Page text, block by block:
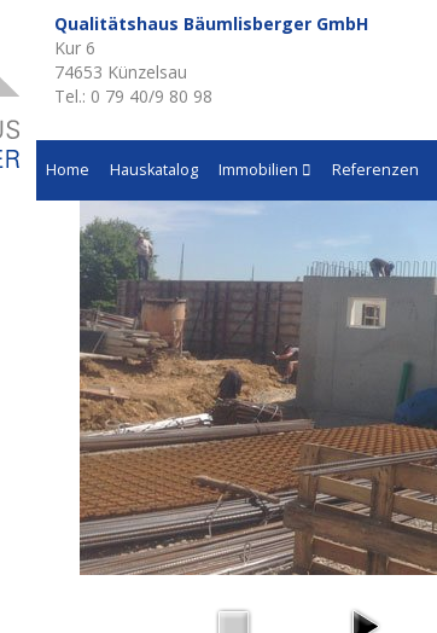
Qualitätshaus Bäumlisberger GmbH
Kur 6
74653 Künzelsau
Tel.: 0 79 40/9 80 98
Home Hauskatalog Immobilien Referenzen